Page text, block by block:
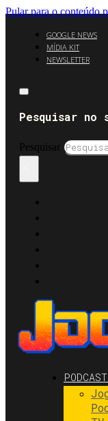
Pular para o conteúdo
GOOGLE NEWS
MÍDIA KIT
NEWSLETTER
Pesquisar no
Pesquisar